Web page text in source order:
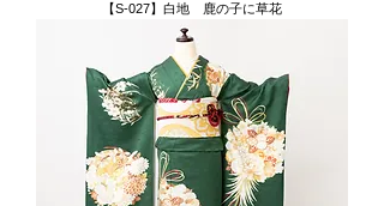
【S-027】白地 鹿の子に草花